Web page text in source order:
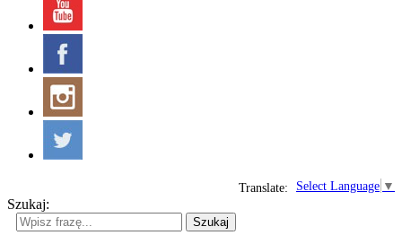
Select Language ▼
Translate:
Szukaj:
Szukaj